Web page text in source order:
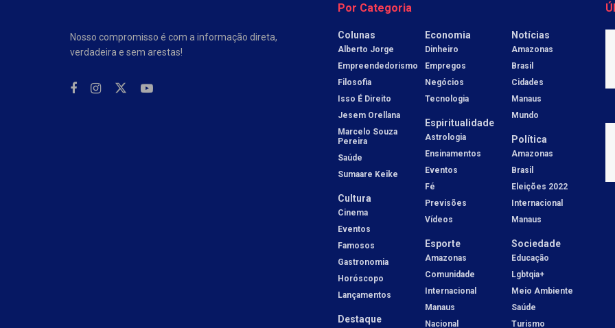
Nosso compromisso é com a informação direta,
verdadeira e sem arestas!
Por Categoria
Colunas
Alberto Jorge
Empreendedorismo
Filosofia
Isso É Direito
Jesem Orellana
Marcelo Souza
Pereira
Saúde
Sumaare Keike
Cultura
Cinema
Eventos
Famosos
Gastronomia
Horóscopo
Lançamentos
Destaque
Economia
Dinheiro
Empregos
Negócios
Tecnologia
Espiritualidade
Astrologia
Ensinamentos
Eventos
Fé
Previsões
Vídeos
Esporte
Amazonas
Comunidade
Internacional
Manaus
Nacional
Notícias
Amazonas
Brasil
Cidades
Manaus
Mundo
Política
Amazonas
Brasil
Eleições 2022
Internacional
Manaus
Sociedade
Educação
Lgbtqia+
Meio Ambiente
Saúde
Turismo